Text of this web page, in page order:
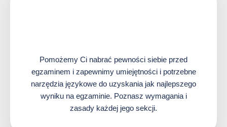
Pomożemy Ci nabrać pewności siebie przed
egzaminem i zapewnimy umiejętności i potrzebne
narzędzia językowe do uzyskania jak najlepszego
wyniku na egzaminie. Poznasz wymagania i
zasady każdej jego sekcji.